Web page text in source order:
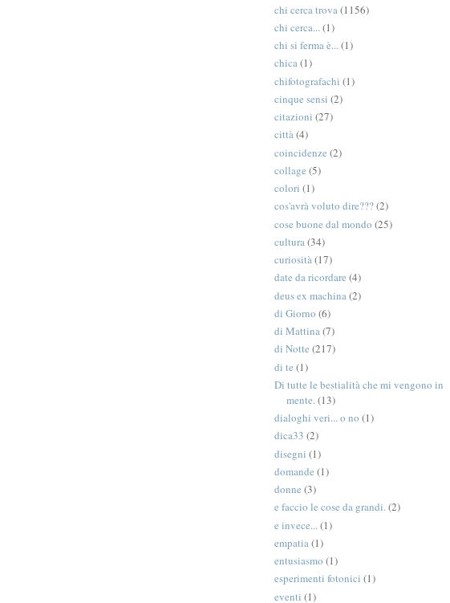
chi cerca trova(1156)
chi cerca...(1)
chi si ferma è...(1)
chica(1)
chifotografachi (1)
cinque sensi (2)
citazioni (27)
città(4)
coincidenze (2)
collage (5)
colori (1)
cos'avrà voluto dire???(2)
cose buone dal mondo (25)
cultura(34)
curiosità(17)
date da ricordare (4)
deus ex machina(2)
di Giorno (6)
di Mattina(7)
di Notte (217)
di te (1)
Di tutte le bestialità che mi vengono in
mente.(13)
dialoghi veri... o no (1)
dica33 (2)
disegni (1)
domande (1)
donne (3)
e faccio le cose da grandi.(2)
e invece...(1)
empatia(1)
entusiasmo (1)
esperimenti fotonici (1)
eventi (1)